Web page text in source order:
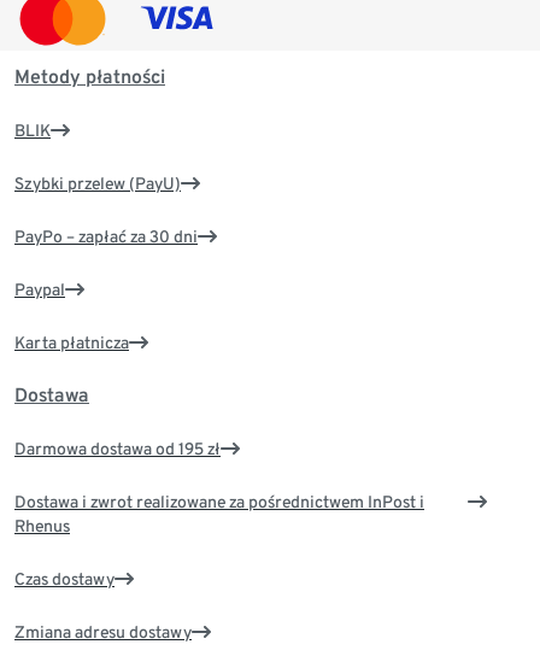
Metody płatności
BLIK
Szybki przelew (PayU)
PayPo – zapłać za 30 dni
Paypal
Karta płatnicza
Dostawa
Darmowa dostawa od 195 zł
Dostawa i zwrot realizowane za pośrednictwem InPost i
Rhenus
Czas dostawy
Zmiana adresu dostawy